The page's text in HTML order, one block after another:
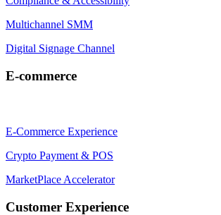
Multichannel SMM
Digital Signage Channel
E-commerce
E-Commerce Experience
Crypto Payment & POS
MarketPlace Accelerator
Customer Experience